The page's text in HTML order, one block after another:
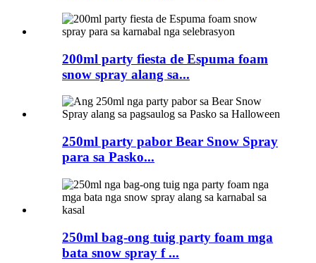
200ml party fiesta de Espuma foam
snow spray alang sa...
250ml party pabor Bear Snow Spray
para sa Pasko...
250ml bag-ong tuig party foam mga
bata snow spray f ...